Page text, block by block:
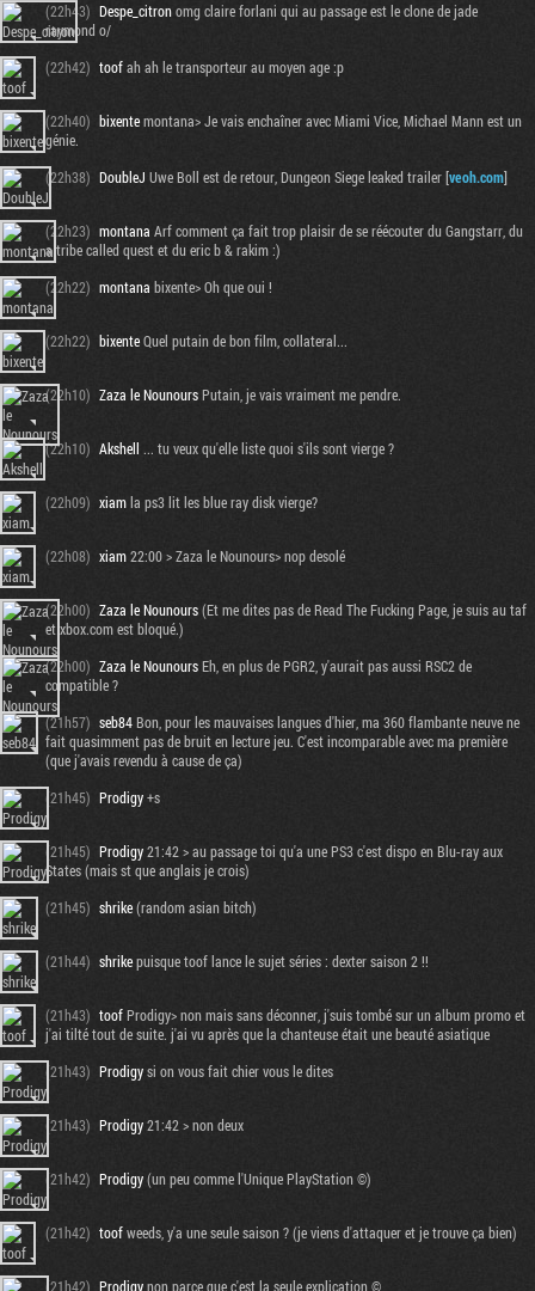
(22h43) Despe_citronomg claire forlani qui au passage est le clone de jade
raymond o/
(22h42) toofah ah le transporteur au moyen age :p
(22h40) bixentemontana> Je vais enchaîner avec Miami Vice, Michael Mann est un
génie.
(22h38) DoubleJ Uwe Boll est de retour, Dungeon Siege leaked trailer [veoh.com]
(22h23) montana Arf comment ça fait trop plaisir de se réécouter du Gangstarr, du
a tribe called quest et du eric b & rakim :)
(22h22) montana bixente> Oh que oui !
(22h22) bixenteQuel putain de bon film, collateral...
(22h10) Zaza le NounoursPutain, je vais vraiment me pendre.
(22h10) Akshell ... tu veux qu'elle liste quoi s'ils sont vierge ?
(22h09) xiamla ps3 lit les blue ray disk vierge?
(22h08) xiam22:00 > Zaza le Nounours> nop desolé
(22h00) Zaza le Nounours(Et me dites pas de Read The Fucking Page, je suis au taf
et xbox.com est bloqué.)
(22h00) Zaza le NounoursEh, en plus de PGR2, y'aurait pas aussi RSC2 de
compatible ?
(21h57) seb84Bon, pour les mauvaises langues d'hier, ma 360 flambante neuve ne
fait quasimment pas de bruit en lecture jeu. C'est incomparable avec ma première
(que j'avais revendu à cause de ça)
(21h45) Prodigy+s
(21h45) Prodigy21:42 > au passage toi qu'a une PS3 c'est dispo en Blu-ray aux
States (mais st que anglais je crois)
(21h45) shrike(random asian bitch)
(21h44) shrikepuisque toof lance le sujet séries : dexter saison 2 !!
(21h43) toofProdigy> non mais sans déconner, j'suis tombé sur un album promo et
j'ai tilté tout de suite. j'ai vu après que la chanteuse était une beauté asiatique
(21h43) Prodigysi on vous fait chier vous le dites
(21h43) Prodigy21:42 > non deux
(21h42) Prodigy(un peu comme l'Unique PlayStation ©)
(21h42) toofweeds, y'a une seule saison ? (je viens d'attaquer et je trouve ça bien)
(21h42) Prodigynon parce que c'est la seule explication ©